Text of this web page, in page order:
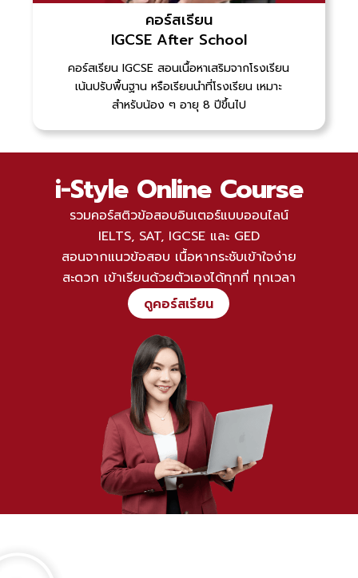
คอร์สเรียน
IGCSE After School
คอร์สเรียน IGCSE สอนเนื้อหาเสริมจากโรงเรียน
เน้นปรับพื้นฐาน หรือเรียนนำที่โรงเรียน เหมาะ
สำหรับน้อง ๆ อายุ 8 ปีขึ้นไป
i-Style Online Course
รวมคอร์สติวข้อสอบอินเตอร์แบบออนไลน์
IELTS, SAT, IGCSE และ GED
สอนจากแนวข้อสอบ เนื้อหากระชับเข้าใจง่าย
สะดวก เข้าเรียนด้วยตัวเองได้ทุกที่ ทุกเวลา
ดูคอร์สเรียน